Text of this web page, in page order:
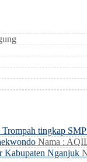
Trompah tingkap
Nama :